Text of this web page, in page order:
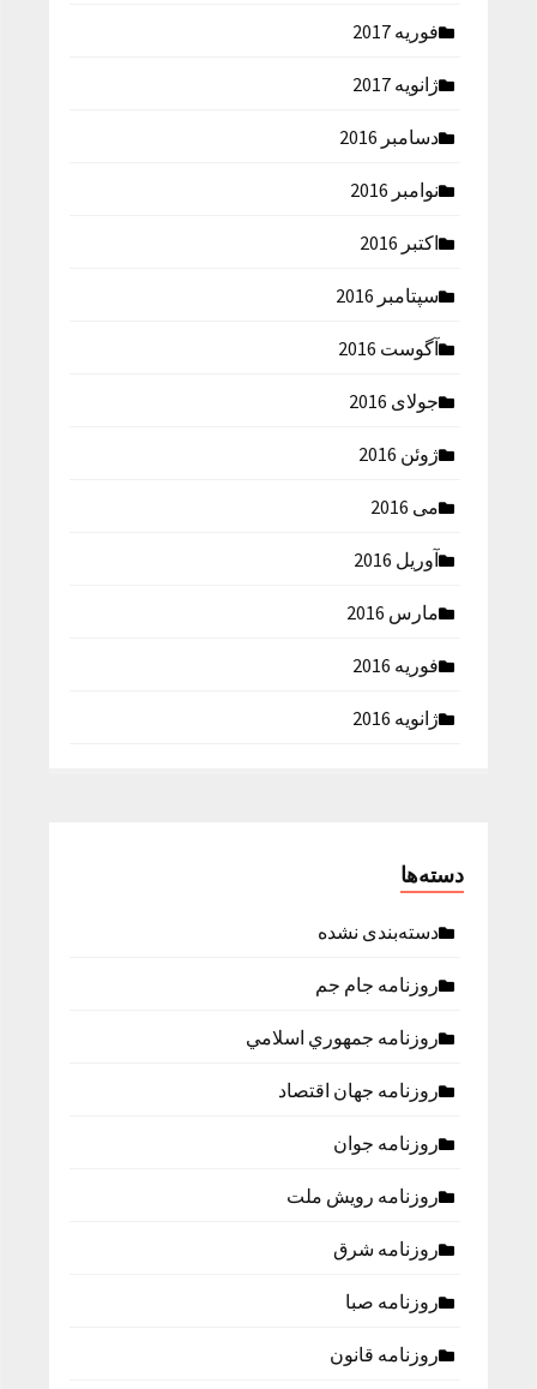
فوریه 2017
ژانویه 2017
دسامبر 2016
نوامبر 2016
اکتبر 2016
سپتامبر 2016
آگوست 2016
جولای 2016
ژوئن 2016
می 2016
آوریل 2016
مارس 2016
فوریه 2016
ژانویه 2016
دسته‌ها
دسته‌بندی نشده
روزنامه جام جم
روزنامه جمهوري اسلامي
روزنامه جهان اقتصاد
روزنامه جوان
روزنامه رویش ملت
روزنامه شرق
روزنامه صبا
روزنامه قانون